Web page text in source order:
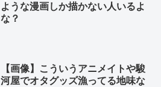
ような漫画しか描かない人いるよ
な？
【画像】こういうアニメイトや駿
河屋でオタグッズ漁ってる地味な